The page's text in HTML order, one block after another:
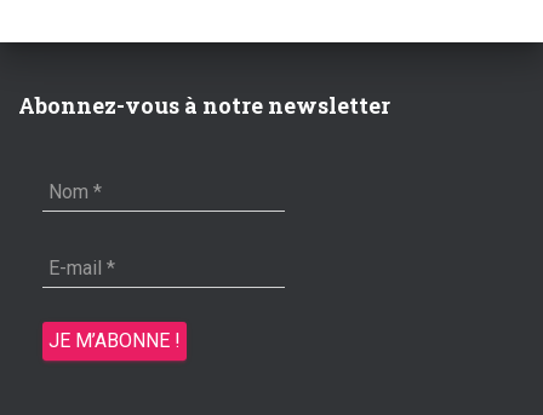
Abonnez-vous à notre newsletter